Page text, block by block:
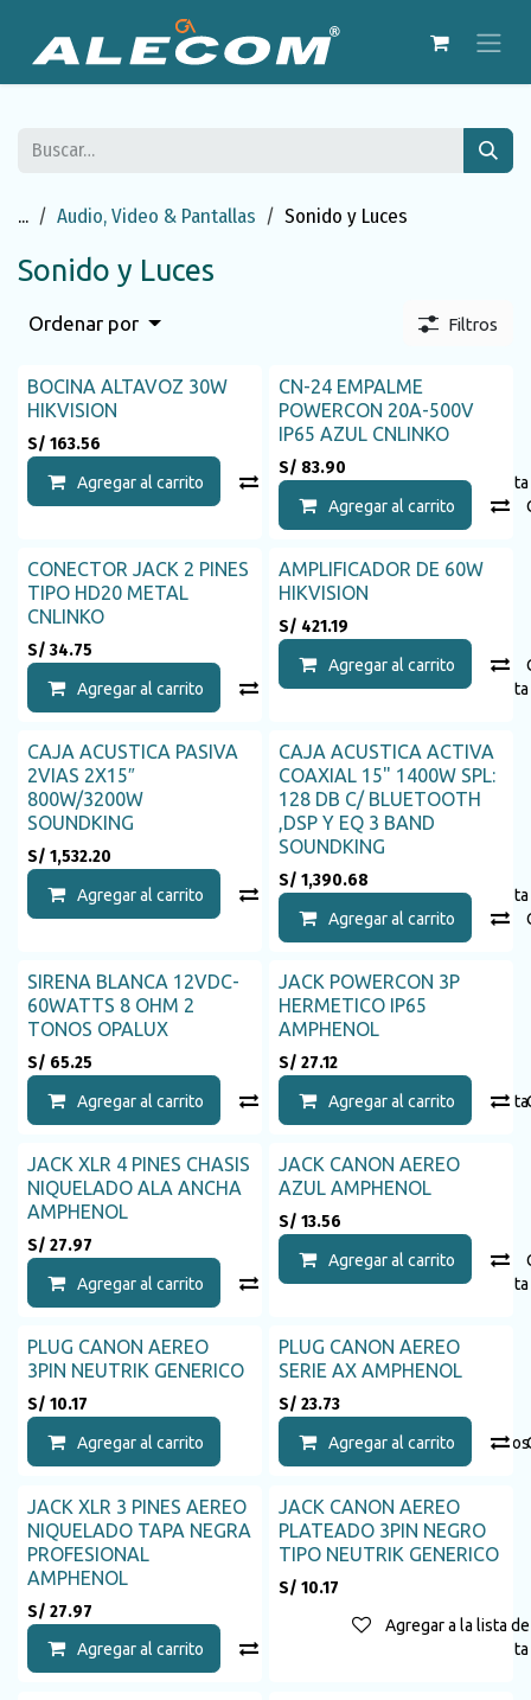
... Audio, Video & Pantallas Sonido y Luces
Sonido y Luces
Ordenar por Filtros
BOCINA ALTAVOZ 30W
HIKVISION
S/ 163.56
Agregar al carrito Compara Agregar a la
CN-24 EMPALME
POWERCON 20A-500V
IP65 AZUL CNLINKO
S/ 83.90
Agregar al carrito
CONECTOR JACK 2 PINES
TIPO HD20 METAL
CNLINKO
S/ 34.75
Agregar al carrito Compara Agregar a la
AMPLIFICADOR DE 60W
HIKVISION
S/ 421.19
Agregar al carrito
CAJA ACUSTICA PASIVA
2VIAS 2X15″
800W/3200W
SOUNDKING
S/ 1,532.20
Agregar al carrito Compara Agregar a la
CAJA ACUSTICA ACTIVA
COAXIAL 15" 1400W SPL:
128 DB C/ BLUETOOTH
,DSP Y EQ 3 BAND
SOUNDKING
S/ 1,390.68
Agregar al carrito
SIRENA BLANCA 12VDC-
60WATTS 8 OHM 2
TONOS OPALUX
S/ 65.25
Agregar al carrito Compara Agregar a la
JACK POWERCON 3P
HERMETICO IP65
AMPHENOL
S/ 27.12
Agregar al carrito
JACK XLR 4 PINES CHASIS
NIQUELADO ALA ANCHA
AMPHENOL
S/ 27.97
Agregar al carrito Compara Agregar a la
JACK CANON AEREO
AZUL AMPHENOL
S/ 13.56
Agregar al carrito
PLUG CANON AEREO
3PIN NEUTRIK GENERICO
S/ 10.17
Agregar al carrito Agregar a la lista de deseos
PLUG CANON AEREO
SERIE AX AMPHENOL
S/ 23.73
Agregar al carrito
JACK XLR 3 PINES AEREO
NIQUELADO TAPA NEGRA
PROFESIONAL
AMPHENOL
S/ 27.97
Agregar al carrito Agregar a la
Agotado
JACK CANON AEREO
PLATEADO 3PIN NEGRO
TIPO NEUTRIK GENERICO
S/ 10.17
Agregar a la lista